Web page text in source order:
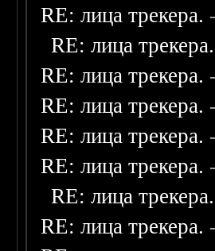
RE: лица трекера.
RE: лица трекера.
RE: лица трекера.
RE: лица трекера.
RE: лица трекера.
RE: лица трекера.
RE: лица трекера.
RE: лица трекера.